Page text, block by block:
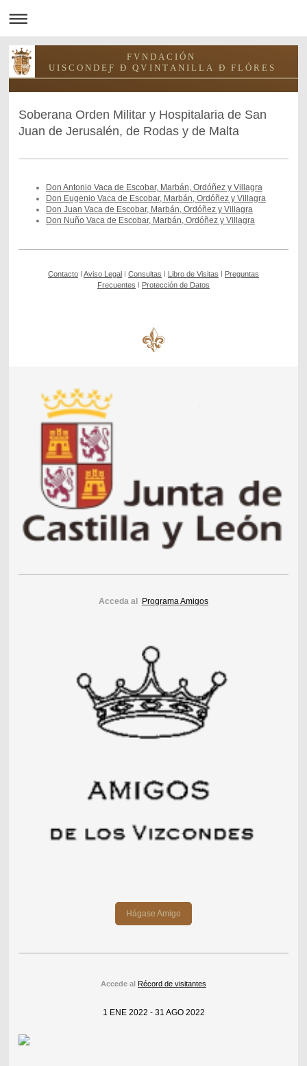
F V N D A C I Ó N
U I S C O N D E Ƒ Ð Q V I N T A N I L L A Ð F L Ó R E S
Soberana Orden Militar y Hospitalaria de San
Juan de Jerusalén, de Rodas y de Malta
Don Antonio Vaca de Escobar, Marbán, Ordóñez y Villagra
Don Eugenio Vaca de Escobar, Marbán, Ordóñez y Villagra
Don Juan Vaca de Escobar, Marbán, Ordóñez y Villagra
Don Nuño Vaca de Escobar, Marbán, Ordóñez y Villagra
Contacto ǀ Aviso Legal ǀ Consultas ǀ Libro de Visitas ǀ Preguntas
Frecuentes ǀ Protección de Datos
Acceda al Programa Amigos
Hágase Amigo
Accede al Récord de visitantes
1 ENE 2022 - 31 AGO 2022